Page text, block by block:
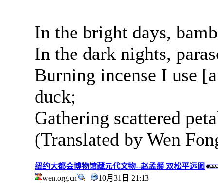
In the bright days,
In the dark nights,
Burning incense I use
duck;
Gathering scattered
(Translated by Wen
纽约大都会博物馆藏元代文物--赵孟頫 双松平远图
wen.org.cn
10月31日 21:13